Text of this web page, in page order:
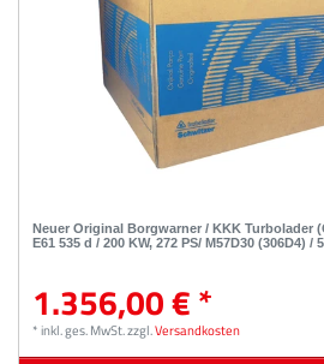
Neuer Original Borgwarner / KKK Turbolader
E61 535 d / 200 KW, 272 PS/ M57D30 (306D4) /
1.356,00 € *
*inkl. ges. MwSt.zzgl.Versandkosten